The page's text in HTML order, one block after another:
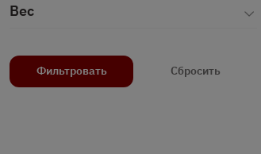
Вес
Фильтровать Сбросить